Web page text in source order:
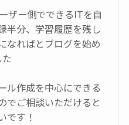
ザー側でできるITを自
半分、学習履歴を残し
なればとブログを始め
た
ル作成を中心にできる
でご相談いただけると
です！